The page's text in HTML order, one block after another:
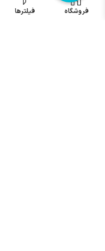
خرید میکرو
فروشگاه فیلترها